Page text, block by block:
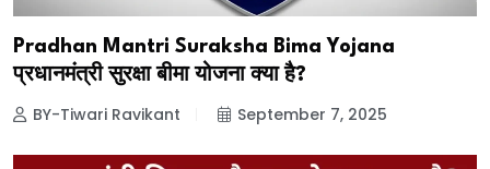
Pradhan Mantri Suraksha Bima Yojana
प्रधानमंत्री सुरक्षा बीमा योजना क्या है?
BY-Tiwari Ravikant September 7, 2025